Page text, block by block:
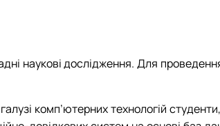
наукові дослідження. Для
комп’ютерних технологій